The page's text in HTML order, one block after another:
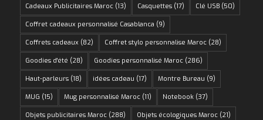
Cadeaux Publicitaires Maroc(13) Casquettes(17) Clé USB(50)
Coffret cadeaux personnalisé Casablanca (9)
Coffrets cadeaux (82) Coffret stylo personnalise Maroc(28)
Goodies d'été (28) Goodies personnalisé Maroc(286)
Haut-parleurs(18) idées cadeau (17) Montre Bureau (9)
MUG (15) Mug personnalisé Maroc(11) Notebook(37)
Objets publicitaires Maroc(288) Objets écologiques Maroc(21)